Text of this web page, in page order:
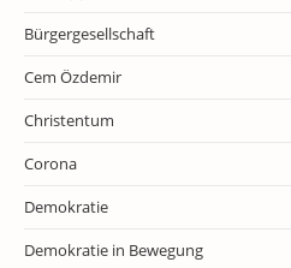
Bürgergesellschaft
Cem Özdemir
Christentum
Corona
Demokratie
Demokratie in Bewegung